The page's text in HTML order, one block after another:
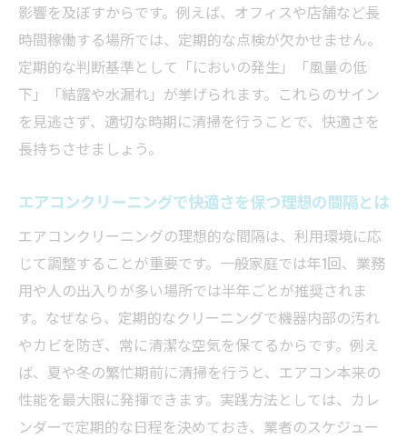
エアコンクリーニングで空気の質と健康を
守る利点
エアコンクリーニング後の温度ムラ解消と
性能向上
天井式エアコン清掃がもたらすストレスフ
リーな居住環境
や臭いの対策
天井埋め込み型の快適さを実感できる掃除
の重要性
自分でできる天井埋め込み型の掃除術を解説
天井埋め込みエアコンを自分で掃除する基
本手順
エアコンクリーニングのプロが教えるセル
フメンテナンス術
影響を及ぼすからです。例えば、オフィスや店舗など長
時間稼働する場所では、定期的な点検が欠かせません。
定期的な判断基準として「においの発生」「風量の低
下」「結露や水漏れ」が挙げられます。これらのサイン
を見逃さず、適切な時期に清掃を行うことで、快適さを
長持ちさせましょう。
エアコンクリーニングで快適さを保つ理想の間隔とは
エアコンクリーニングの理想的な間隔は、利用環境に応
じて調整することが重要です。一般家庭では年1回、業務
用や人の出入りが多い場所では半年ごとが推奨されま
す。なぜなら、定期的なクリーニングで機器内部の汚れ
やカビを防ぎ、常に清潔な空気を保てるからです。例え
ば、夏や冬の繁忙期前に清掃を行うと、エアコン本来の
性能を最大限に発揮できます。実践方法としては、カレ
ンダーで定期的な日程を決めておき、業者のスケジュー